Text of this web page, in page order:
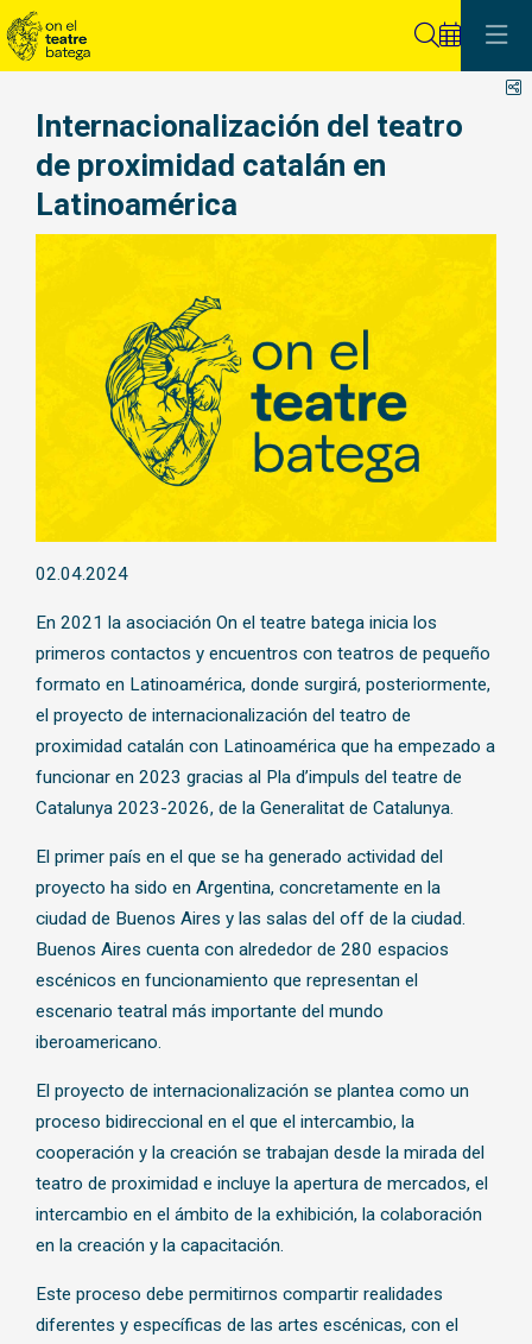
Internacionalización del teatro
de proximidad catalán en
Latinoamérica
02.04.2024
En 2021 la asociación On el teatre batega inicia los
primeros contactos y encuentros con teatros de pequeño
formato en Latinoamérica, donde surgirá, posteriormente,
el proyecto de internacionalización del teatro de
proximidad catalán con Latinoamérica que ha empezado a
funcionar en 2023 gracias al Pla d’impuls del teatre de
Catalunya 2023-2026, de la Generalitat de Catalunya.
El primer país en el que se ha generado actividad del
proyecto ha sido en Argentina, concretamente en la
ciudad de Buenos Aires y las salas del off de la ciudad.
Buenos Aires cuenta con alrededor de 280 espacios
escénicos en funcionamiento que representan el
escenario teatral más importante del mundo
iberoamericano.
El proyecto de internacionalización se plantea como un
proceso bidireccional en el que el intercambio, la
cooperación y la creación se trabajan desde la mirada del
teatro de proximidad e incluye la apertura de mercados, el
intercambio en el ámbito de la exhibición, la colaboración
en la creación y la capacitación.
Este proceso debe permitirnos compartir realidades
diferentes y específicas de las artes escénicas, con el